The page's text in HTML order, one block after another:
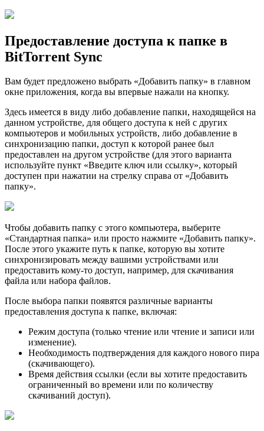
Предоставление доступа к папке в
BitTorrent Sync
Вам будет предложено выбрать «Добавить папку» в главном
окне приложения, когда вы впервые нажали на кнопку.
Здесь имеется в видy либо добавление папки, находящейся на
данном устройстве, для общего доступа к ней с других
компьютеров и мобильных устройств, либо добавление в
синхронизацию папки, доступ к которой ранее был
предоставлен на другом устройстве (для этого варианта
используйте пункт «Введите ключ или ссылку», который
доступен при нажатии на стрелку справа от «Добавить
папку».
Чтобы добавить папку с этого компьютера, выберите
«Стандартная папка» или просто нажмите «Добавить папку».
После этого укажите путь к папке, которую вы хотите
синхронизировать между вашими устройствами или
предоставить кому-то доступ, например, для скачивания
файла или набора файлов.
После выбора папки появятся различные варианты
предоставления доступа к папке, включая:
Режим доступа (только чтение или чтение и записи или
изменение).
Необходимость подтверждения для каждого нового пира
(скачивающего).
Время действия ссылки (если вы хотите предоставить
ограниченный во времени или по количеству
скачиваний доступ).